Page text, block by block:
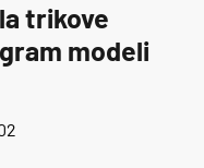
trikove
modeli